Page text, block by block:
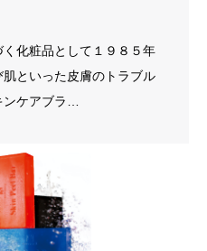
化粧品として１９８５年
といった皮膚のトラブル
ケアブラ…